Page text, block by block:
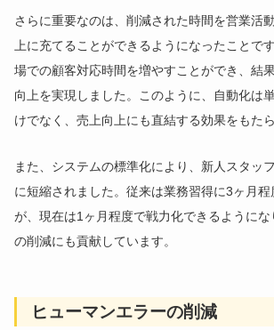
さらに重要なのは、削減された時間を営業活
上に充てることができるようになったことで
場での顧客対応時間を増やすことができ、結
向上を実現しました。このように、自動化は
けでなく、売上向上にも直結する効果をもた
また、システムの標準化により、新人スタッ
に短縮されました。従来は業務習得に3ヶ月
が、現在は1ヶ月程度で戦力化できるようにな
の削減にも貢献しています。
ヒューマンエラーの削減